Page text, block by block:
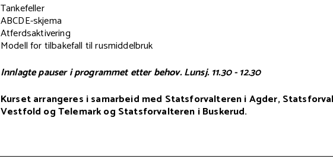
Tankefeller
ABCDE-skjema
Atferdsaktivering
Modell for tilbakefall til rusmiddelbruk
Innlagte pauser i programmet etter behov. Lunsj. 11.30 - 12.30
Kurset arrangeres i samarbeid med Statsforvalteren i Agder,
Vestfold og Telemark og Statsforvalteren i Buskerud.